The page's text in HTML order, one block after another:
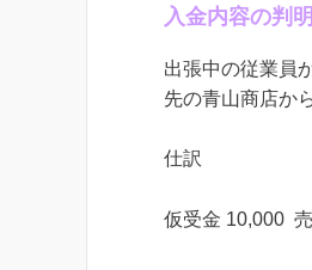
入金内容の判明
出張中の従業員
先の青山商店か
仕訳
仮受金 10,000